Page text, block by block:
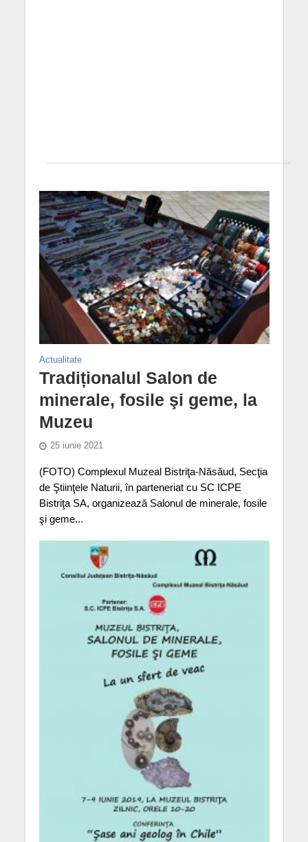
Actualitate
Tradiționalul Salon de
minerale, fosile şi geme, la
Muzeu
25 iunie 2021
(FOTO) Complexul Muzeal Bistriţa-Năsăud, Secţia
de Ştiinţele Naturii, în parteneriat cu SC ICPE
Bistriţa SA, organizează Salonul de minerale, fosile
şi geme...